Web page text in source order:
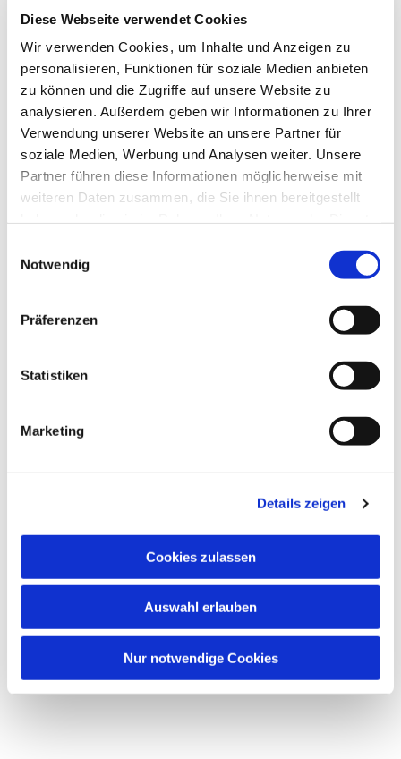
Diese Webseite verwendet Cookies
Wir verwenden Cookies, um Inhalte und Anzeigen zu
personalisieren, Funktionen für soziale Medien anbieten
zu können und die Zugriffe auf unsere Website zu
analysieren. Außerdem geben wir Informationen zu Ihrer
Verwendung unserer Website an unsere Partner für
soziale Medien, Werbung und Analysen weiter. Unsere
Partner führen diese Informationen möglicherweise mit
weiteren Daten zusammen, die Sie ihnen bereitgestellt
Notwendig
Präferenzen
Statistiken
Marketing
Details zeigen
Cookies zulassen
Auswahl erlauben
Nur notwendige Cookies
Dies könnte Sie auch